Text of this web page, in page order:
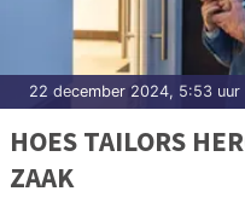
22 december 2024, 5:53 uur
HOES TAILORS
ZAAK